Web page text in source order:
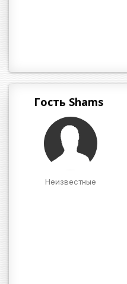
Гость Shams
Неизвестные